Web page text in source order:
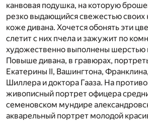
канвовая подушка, на которую
резко выдающийся свежестью своих
коже дивана. Хочется обонять эти
слетит с них пчела и зажужит по
художественно выполнены шерстью
Повыше дивана, в гравюрах,
Екатерины II, Вашингтона,
Шиллера и доктора Гааза. На
живописный портрет офицера
семеновском мундире
акварельный портрет молодой